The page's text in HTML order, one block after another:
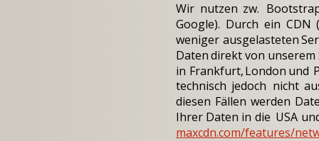
Wir nutzen zw.
Google). Durch ein CDN
weniger ausgelasteten
Datendirektvon unserem
in Frankfurt,London und
technisch jedoch nicht
diesen Fällen werden
Ihrer Daten in die USA
maxcdn.com/features/